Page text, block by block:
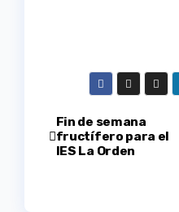
Navegación
de
Fin de semana
fructífero para el
IES La Orden